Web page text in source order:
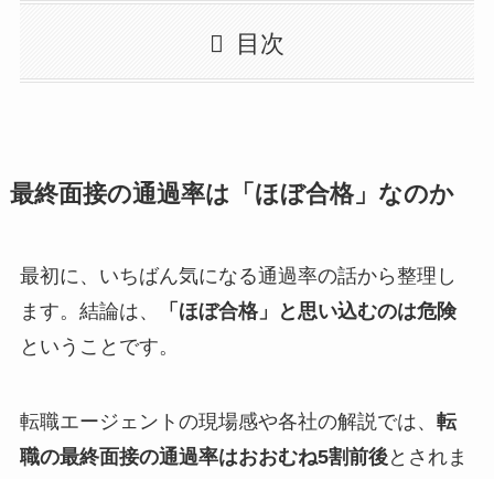
目次
最終面接の通過率は「ほぼ合格」なのか
最初に、いちばん気になる通過率の話から整理し
ます。結論は、
「ほぼ合格」と思い込むのは危険
ということです。
転職エージェントの現場感や各社の解説では、 転
職の最終面接の通過率はおおむね5割前後とされま